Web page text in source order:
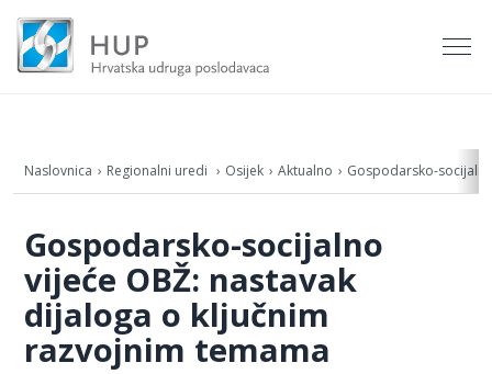
Naslovnica Regionalni uredi Osijek Aktualno Gospodarsko-
Gospodarsko-socijalno
vijeće OBŽ: nastavak
dijaloga o ključnim
razvojnim temama